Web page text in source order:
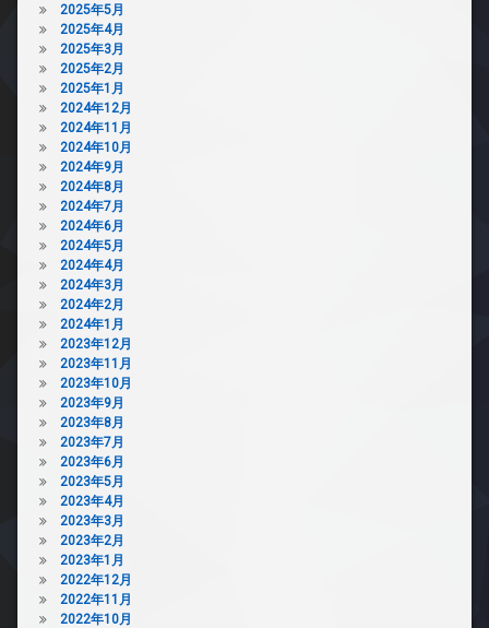
2025年5月
2025年4月
2025年3月
2025年2月
2025年1月
2024年12月
2024年11月
2024年10月
2024年9月
2024年8月
2024年7月
2024年6月
2024年5月
2024年4月
2024年3月
2024年2月
2024年1月
2023年12月
2023年11月
2023年10月
2023年9月
2023年8月
2023年7月
2023年6月
2023年5月
2023年4月
2023年3月
2023年2月
2023年1月
2022年12月
2022年11月
2022年10月